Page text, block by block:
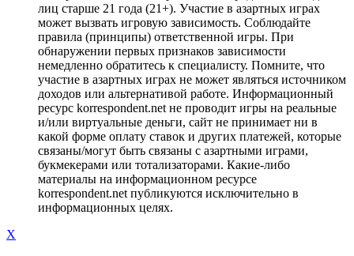
лиц старше 21 года (21+). Участие в азартных играх
может вызвать игровую зависимость. Соблюдайте
правила (принципы) ответственной игры. При
обнаружении первых признаков зависимости
немедленно обратитесь к специалисту. Помните, что
участие в азартных играх не может являться источником
доходов или альтернативой работе. Информационный
ресурс korrespondent.net не проводит игры на реальные
и/или виртуальные деньги, сайт не принимает ни в
какой форме оплату ставок и других платежей, которые
связаны/могут быть связаны с азартными играми,
букмекерами или тотализаторами. Какие-либо
материалы на информационном ресурсе
korrespondent.net публикуются исключительно в
информационных целях.
X